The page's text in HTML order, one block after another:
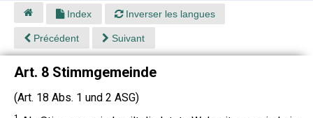
Index Inverser les langues
Précédent Suivant
Art. 8 Stimmgemeinde
(Art. 18 Abs. 1 und 2 ASG)